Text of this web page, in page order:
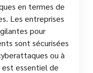
en termes de
Les entreprises
pour
sont sécurisées
ou à
essentiel de